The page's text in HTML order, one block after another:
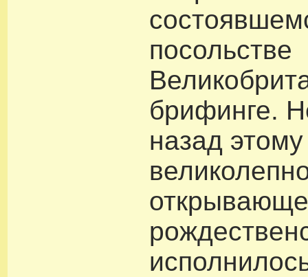
посольстве
брифинге.
назад этому